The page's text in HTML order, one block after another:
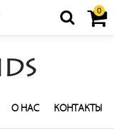
0
О НАС КОНТАКТЫ